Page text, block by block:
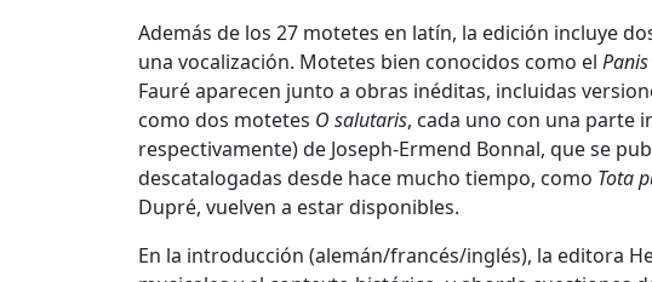
Además de los 27 motetes en latín, la edición incluye
una vocalización. Motetes bien conocidos como el
Fauré aparecen junto a obras inéditas, incluidas
como dos motetes O salutaris, cada uno con una parte
respectivamente) de Joseph-Ermend Bonnal, que se
descatalogadas desde hace mucho tiempo, como Tota
Dupré, vuelven a estar disponibles.
En la introducción (alemán/francés/inglés), la editora